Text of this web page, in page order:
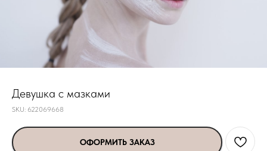
Девушка с мазками
SKU: 622069668
ОФОРМИТЬ ЗАКАЗ